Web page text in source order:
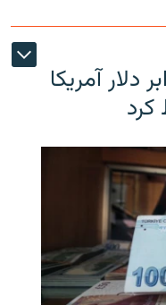
دلار آمریکا